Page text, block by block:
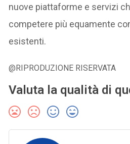
nuove piattaforme e servizi
competere più equamente
esistenti.
@RIPRODUZIONE RISERVATA
Valuta la qualità di